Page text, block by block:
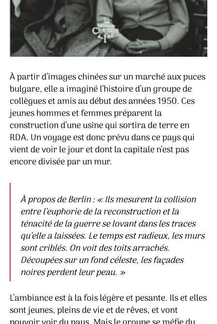
À partir d’images chinées sur un marché aux puces
bulgare, elle a imaginé l’histoire d’un groupe de
collègues et amis au début des années 1950. Ces
jeunes hommes et femmes préparent la
construction d’une usine qui sortira de terre en
RDA. Un voyage est donc prévu dans ce pays qui
vient de voir le jour et dont la capitale n’est pas
encore divisée par un mur.
À propos de Berlin :« Ils mesurent la collision
entre l’euphorie de la reconstruction et la
ténacité de la guerre se lovant dans les traces
qu’elle a laissées. Le temps est radieux, les murs
sont criblés. On voit des toits arrachés.
Découpées sur un fond céleste, les façades
noires perdent leur peau. »
L’ambiance est à la fois légère et pesante. Ils et elles
sont jeunes, pleins de vie et de rêves, et vont